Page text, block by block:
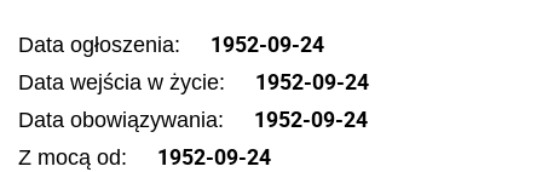
Data ogłoszenia: 1952-09-24
Data wejścia w życie: 1952-09-24
Data obowiązywania: 1952-09-24
Z mocą od: 1952-09-24